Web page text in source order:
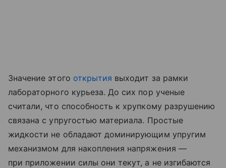
Значение этого открытия выходит за рамки
лабораторного курьеза. До сих пор ученые
считали, что способность к хрупкому разрушению
связана с упругостью материала. Простые
жидкости не обладают доминирующим упругим
механизмом для накопления напряжения —
при приложении силы они текут, а не изгибаются